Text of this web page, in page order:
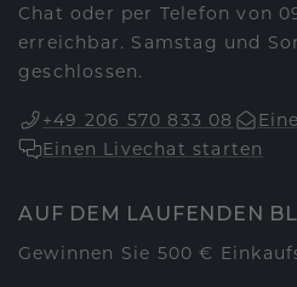
Chat oder per Telefon von
erreichbar. Samstag und
geschlossen.
+49 206 570 833 08
Einen Livechat starten
AUF DEM LAUFENDEN
Gewinnen Sie 500 €